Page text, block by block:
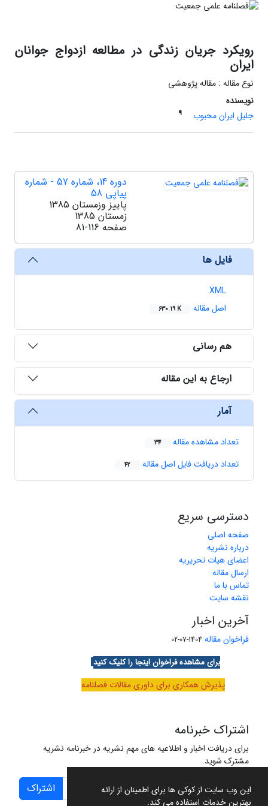
این وب سایت از کوکی ها برای اطمینان از ارائه
بهترین خدمات استفاده می کند.
رویکرد جریان زندگی در مطالعه ازدواج جوانان
ایران
نوع مقاله : مقاله پژوهشی
نویسنده
جلیل ایران محبوب
¶
دوره 14، شماره 57 - شماره
پیاپی 58
پاییز وزمستان 1385
زمستان 1385
صفحه 81-116
فایل ها
XML
اصل مقاله
630.19 K
هم رسانی
ارجاع به این مقاله
آمار
تعداد مشاهده مقاله 34
تعداد دریافت فایل اصل مقاله 42
دسترسی سریع
صفحه اصلی
درباره نشریه
اعضای هیات تحریریه
ارسال مقاله
تماس با ما
نقشه سایت
آخرین اخبار
فراخوان مقاله 1404-07-02
برای مشاهده فراخوان اینجا را کلیک کنید
پذیرش همکاری برای داوری مقالات فصلنامه
اشتراک خبرنامه
برای دریافت اخبار و اطلاعیه های مهم نشریه در خبرنامه نشریه
مشترک شوید.
اشتراک